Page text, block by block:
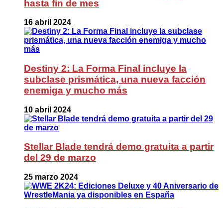
hasta fin de mes
16 abril 2024
Destiny 2: La Forma Final incluye la
subclase prismática, una nueva facción
enemiga y mucho más
10 abril 2024
Stellar Blade tendrá demo gratuita a partir
del 29 de marzo
25 marzo 2024